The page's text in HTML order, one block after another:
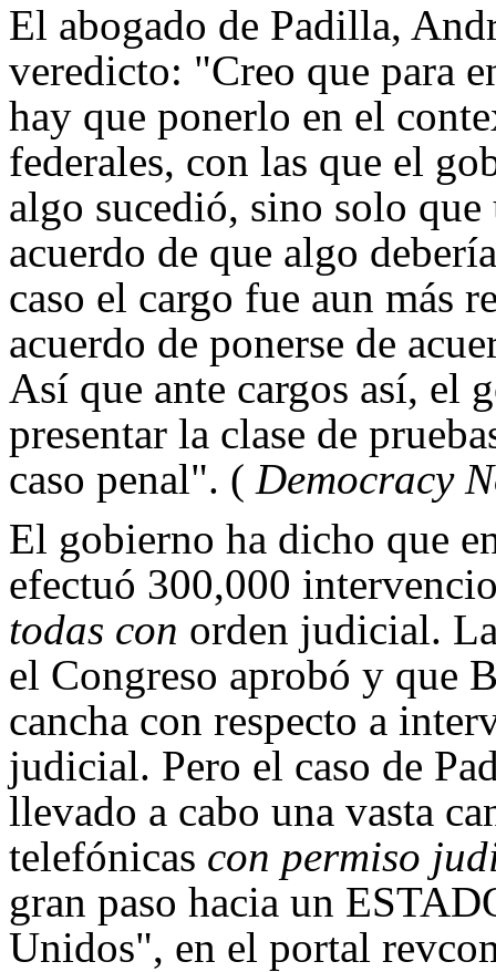
El abogado de Padilla,
veredicto: "Creo que para
hay que ponerlo en el
federales, con las que el
algo sucedió, sino solo que
acuerdo de que algo
caso el cargo fue aun más
acuerdo de ponerse de
Así que ante cargos así, el
presentar la clase de
caso penal". ( Democracy
El gobierno ha dicho que
efectuó 300,000
todas con orden judicial.
el Congreso aprobó y que
cancha con respecto a
judicial. Pero el caso de
llevado a cabo una vasta
telefónicas con permiso
gran paso hacia un
Unidos", en el portal